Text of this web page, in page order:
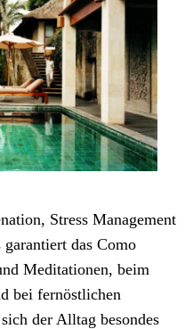
Stress Management
das Como
Meditationen, beim
bei fernöstlichen
der Alltag besondes